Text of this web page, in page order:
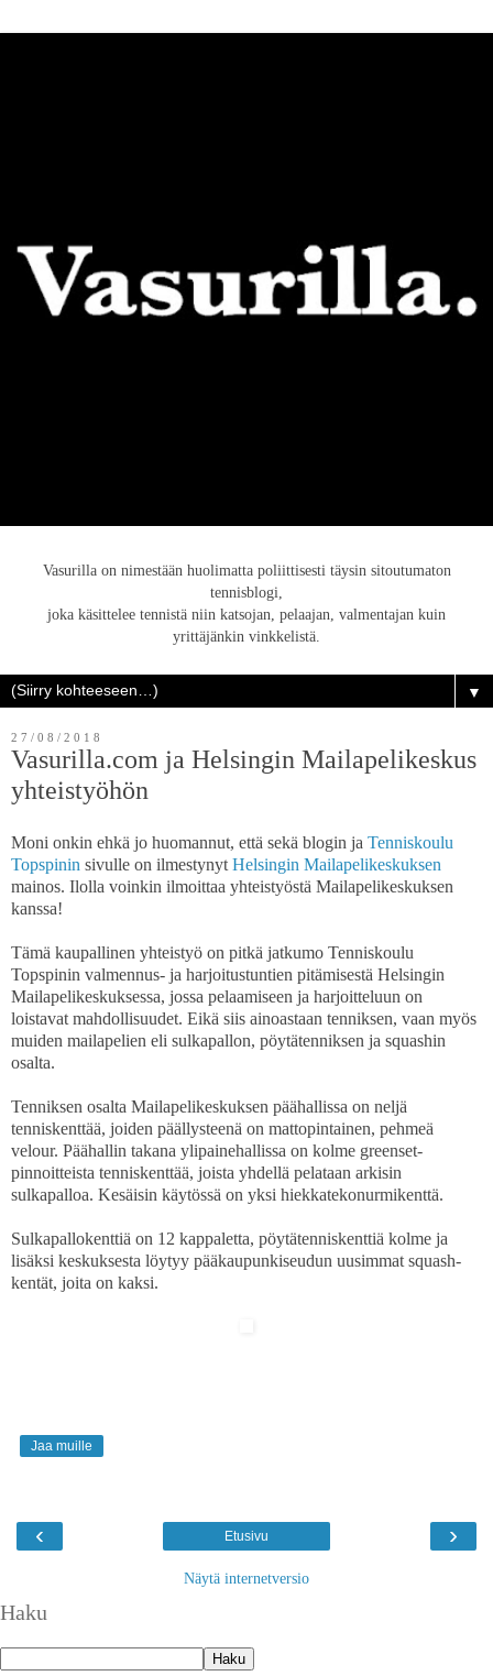
Vasurilla on nimestään huolimatta poliittisesti täysin sitoutumaton
tennisblogi,
joka käsittelee tennistä niin katsojan, pelaajan, valmentajan kuin
yrittäjänkin vinkkelistä.
▼
27/08/2018
Vasurilla.com ja Helsingin Mailapelikeskus
yhteistyöhön
Moni onkin ehkä jo huomannut, että sekä blogin ja Tenniskoulu
Topspinin sivulle on ilmestynyt Helsingin Mailapelikeskuksen
mainos. Ilolla voinkin ilmoittaa yhteistyöstä Mailapelikeskuksen
kanssa!
Tämä kaupallinen yhteistyö on pitkä jatkumo Tenniskoulu
Topspinin valmennus- ja harjoitustuntien pitämisestä Helsingin
Mailapelikeskuksessa, jossa pelaamiseen ja harjoitteluun on
loistavat mahdollisuudet. Eikä siis ainoastaan tenniksen, vaan myös
muiden mailapelien eli sulkapallon, pöytätenniksen ja squashin
osalta.
Tenniksen osalta Mailapelikeskuksen päähallissa on neljä
tenniskenttää, joiden päällysteenä on mattopintainen, pehmeä
velour. Päähallin takana ylipainehallissa on kolme greenset-
pinnoitteista tenniskenttää, joista yhdellä pelataan arkisin
sulkapalloa. Kesäisin käytössä on yksi hiekkatekonurmikenttä.
Sulkapallokenttiä on 12 kappaletta, pöytätenniskenttiä kolme ja
lisäksi keskuksesta löytyy pääkaupunkiseudun uusimmat squash-
kentät, joita on kaksi.
Jaa muille
‹ ›
Etusivu
Näytä internetversio
Haku